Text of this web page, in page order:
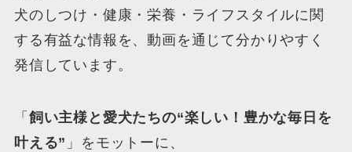
犬のしつけ・健康・栄養・ライフスタイルに関
する有益な情報を、動画を通じて分かりやすく
発信しています。
「 飼い主様と愛犬たちの“楽しい！豊かな毎日を
叶える” 」をモットーに、